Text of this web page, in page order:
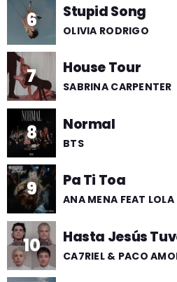
6 Stupid Song
OLIVIA RODRIGO
7 House Tour
SABRINA CARPENTER
8 Normal
BTS
9 Pa Ti Toa
ANA MENA FEAT
10 Hasta Jesús
CA7RIEL & PACO